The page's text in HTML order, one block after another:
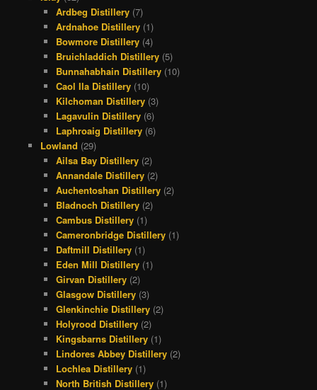
Ardbeg Distillery (7)
Ardnahoe Distillery (1)
Bowmore Distillery (4)
Bruichladdich Distillery (5)
Bunnahabhain Distillery (10)
Caol Ila Distillery (10)
Kilchoman Distillery (3)
Lagavulin Distillery (6)
Laphroaig Distillery (6)
Lowland (29)
Ailsa Bay Distillery (2)
Annandale Distillery (2)
Auchentoshan Distillery (2)
Bladnoch Distillery (2)
Cambus Distillery (1)
Cameronbridge Distillery (1)
Daftmill Distillery (1)
Eden Mill Distillery (1)
Girvan Distillery (2)
Glasgow Distillery (3)
Glenkinchie Distillery (2)
Holyrood Distillery (2)
Kingsbarns Distillery (1)
Lindores Abbey Distillery (2)
Lochlea Distillery (1)
North British Distillery (1)